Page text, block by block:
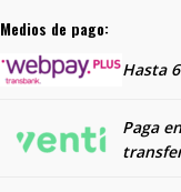
Medios de pago:
Hasta
Paga